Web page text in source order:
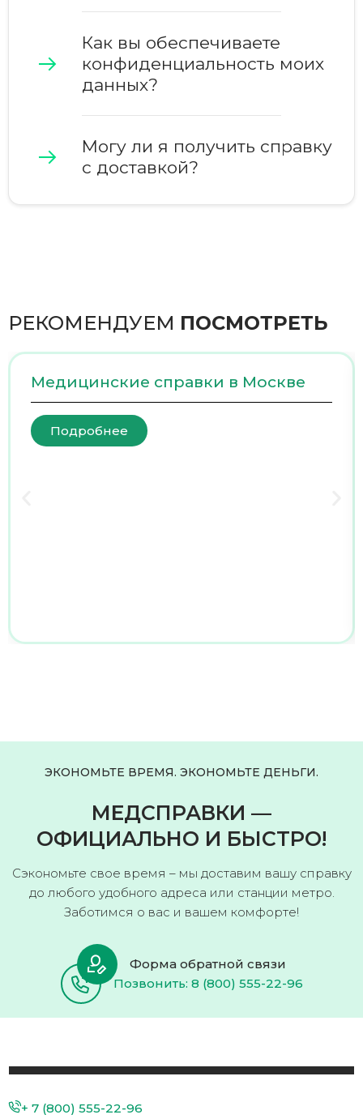
Как вы обеспечиваете
конфиденциальность моих
данных?
Могу ли я получить справку
с доставкой?
РЕКОМЕНДУЕМ ПОСМОТРЕТЬ
Медицинские справки в Москве
Подробнее
ЭКОНОМЬТЕ ВРЕМЯ. ЭКОНОМЬТЕ ДЕНЬГИ.
МЕДСПРАВКИ —
ОФИЦИАЛЬНО И БЫСТРО!
Сэкономьте свое время – мы доставим вашу справку
до любого удобного адреса или станции метро.
Заботимся о вас и вашем комфорте!
Форма обратной связи
Позвонить: 8 (800) 555-22-96
+ 7 (800) 555-22-96